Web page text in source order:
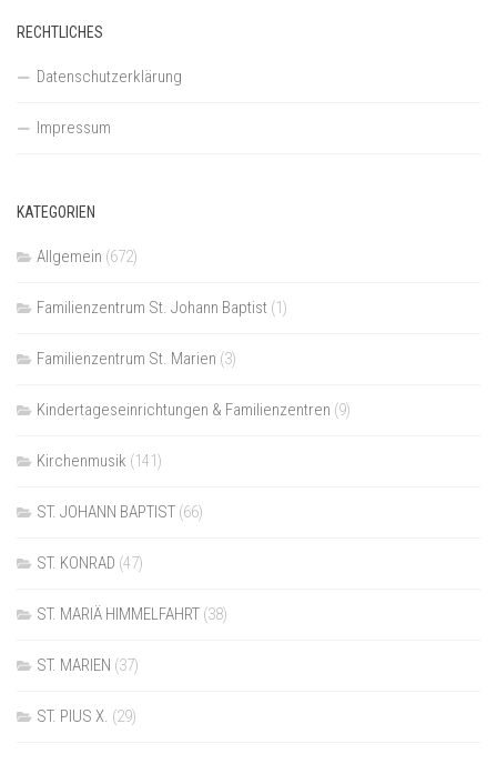
RECHTLICHES
Datenschutzerklärung
Impressum
KATEGORIEN
Allgemein (672)
Familienzentrum St. Johann Baptist (1)
Familienzentrum St. Marien (3)
Kindertageseinrichtungen & Familienzentren (9)
Kirchenmusik (141)
ST. JOHANN BAPTIST (66)
ST. KONRAD (47)
ST. MARIÄ HIMMELFAHRT (38)
ST. MARIEN (37)
ST. PIUS X. (29)